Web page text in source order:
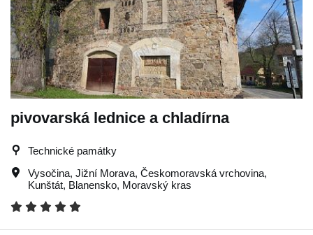
pivovarská lednice a chladírna
Technické památky
Vysočina, Jižní Morava, Českomoravská vrchovina,
Kunštát, Blanensko, Moravský kras